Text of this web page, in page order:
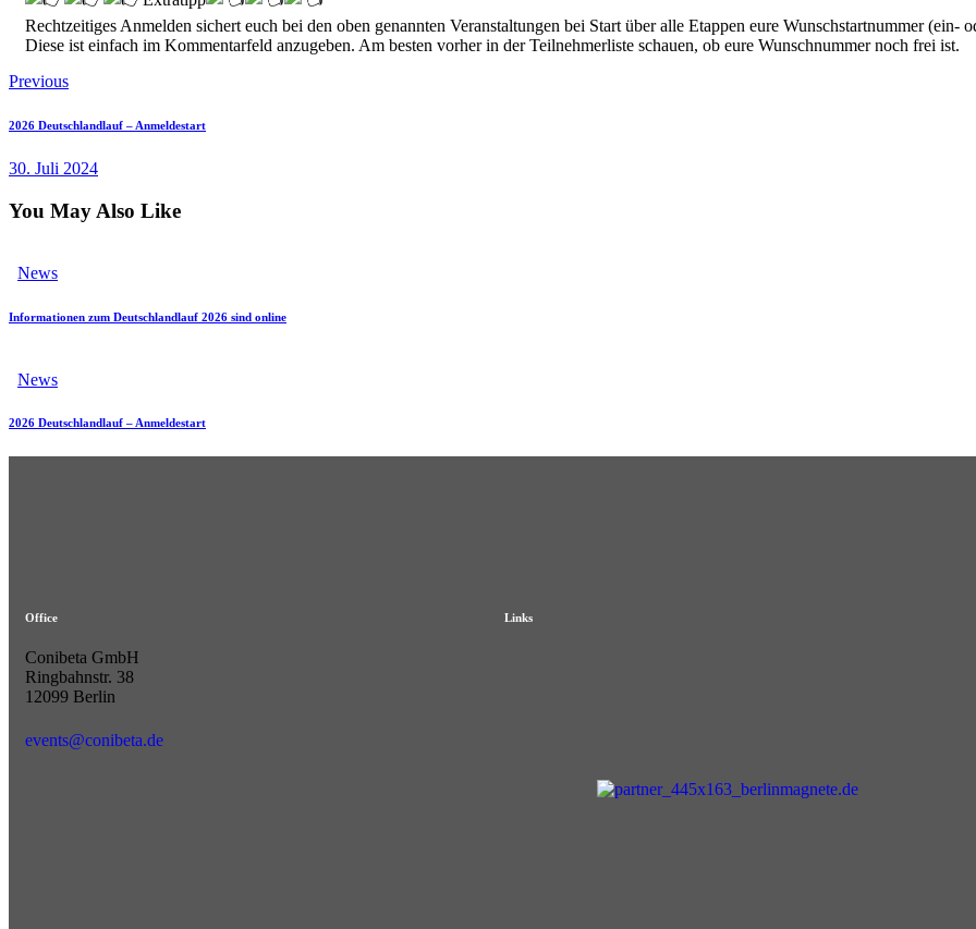
Rechtzeitiges Anmelden sichert euch bei den oben genannten Veranstaltungen bei Start über alle Etappen eure Wunschstartnummer (ein-
Diese ist einfach im Kommentarfeld anzugeben. Am besten vorher in der Teilnehmerliste schauen, ob eure Wunschnummer noch frei ist.
Previous
2026 Deutschlandlauf – Anmeldestart
30. Juli 2024
You May Also Like
News
Informationen zum Deutschlandlauf 2026 sind online
News
2026 Deutschlandlauf – Anmeldestart
Office
Conibeta GmbH
Ringbahnstr. 38
12099 Berlin
events@conibeta.de
Links